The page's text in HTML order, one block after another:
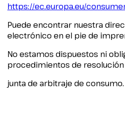
https://ec.europa.eu/
Puede encontrar nuestra
electrónico en el pie de
No estamos dispuestos ni
procedimientos de
junta de arbitraje de consumo.